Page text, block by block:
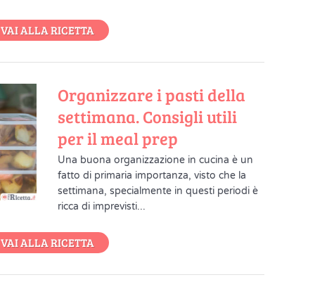
VAI ALLA RICETTA
Organizzare i pasti della
settimana. Consigli utili
per il meal prep
Una buona organizzazione in cucina è un
fatto di primaria importanza, visto che la
settimana, specialmente in questi periodi è
ricca di imprevisti...
VAI ALLA RICETTA